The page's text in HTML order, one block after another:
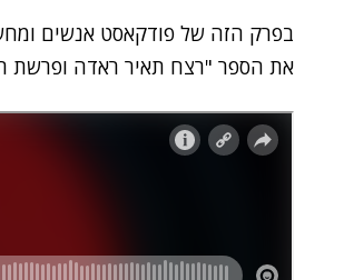
בפרק הזה של פודקאסט אנשים
את הספר "רצח תאיר ראדה ופרשת